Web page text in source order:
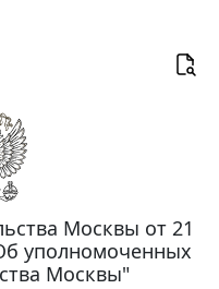
Москвы от 21
уполномоченных
Москвы"